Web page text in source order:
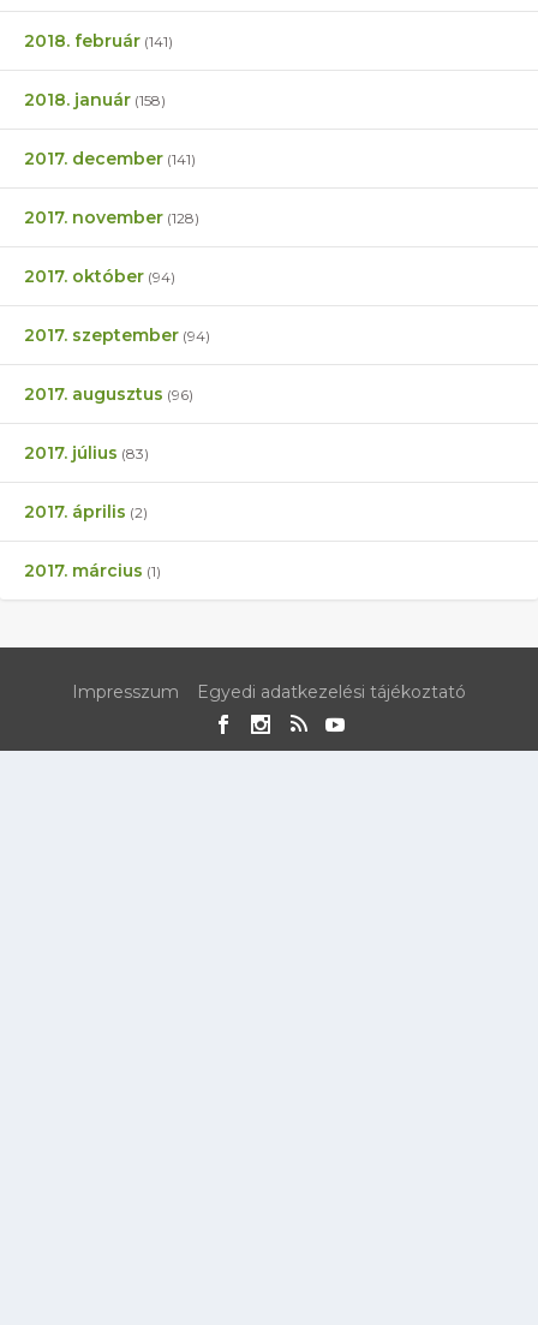
2018. február (141)
2018. január (158)
2017. december (141)
2017. november (128)
2017. október (94)
2017. szeptember (94)
2017. augusztus (96)
2017. július (83)
2017. április (2)
2017. március (1)
Impresszum Egyedi adatkezelési tájékoztató